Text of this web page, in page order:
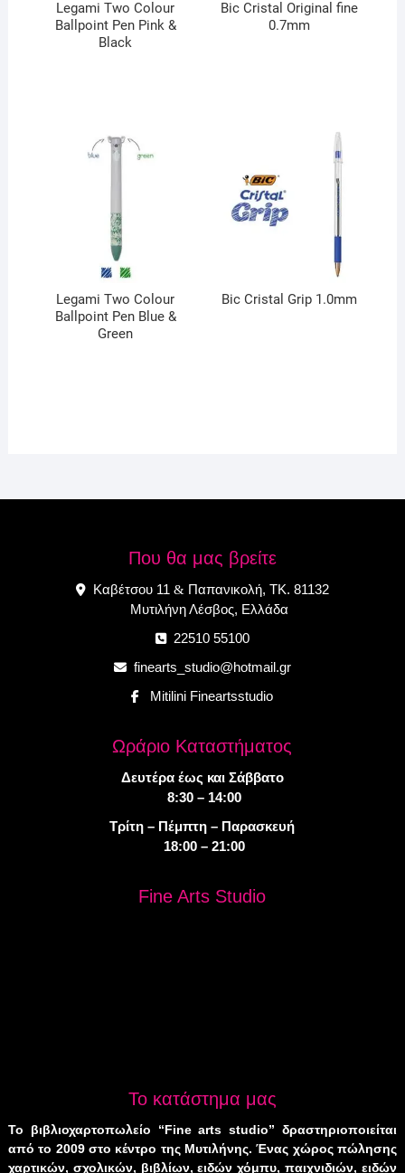
Legami Two Colour
Ballpoint Pen Pink &
Black
Bic Cristal Original fine
0.7mm
Legami Two Colour
Ballpoint Pen Blue &
Green
Bic Cristal Grip 1.0mm
Που θα μας βρείτε
Καβέτσου 11 &Παπανικολή, ΤΚ. 81132
Μυτιλήνη Λέσβος, Ελλάδα
22510 55100
finearts_studio@hotmail.gr
Mitilini Fineartsstudio
Ωράριο Καταστήματος
Δευτέρα έως και Σάββατο
8:30 – 14:00
Τρίτη – Πέμπτη – Παρασκευή
18:00 – 21:00
Fine Arts Studio
Το κατάστημα μας
Το βιβλιοχαρτοπωλείο “Fine arts studio” δραστηριοποιείται
από το 2009 στο κέντρο της Μυτιλήνης. Ένας χώρος πώλησης
χαρτικών, σχολικών, βιβλίων, ειδών χόμπυ, παιχνιδιών, ειδών